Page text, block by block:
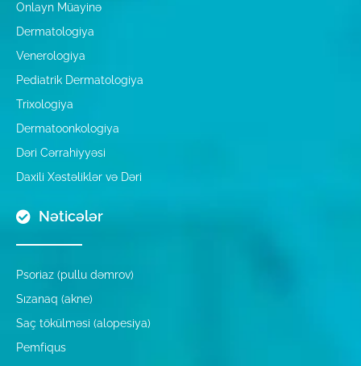
Onlayn Müayinə
Dermatologiya
Venerologiya
Pediatrik Dermatologiya
Trixologiya
Dermatoonkologiya
Dəri Cərrahiyyəsi
Daxili Xəstəliklər və Dəri
Nəticələr
Psoriaz (pullu dəmrov)
Sızanaq (akne)
Saç tökülməsi (alopesiya)
Pemfiqus